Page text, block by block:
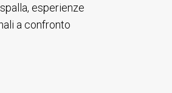
esperienze
a confronto